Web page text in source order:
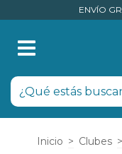
ENVÍO
Inicio > Clubes >